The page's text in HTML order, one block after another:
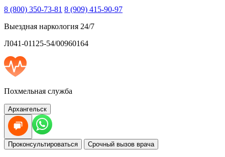
8 (800) 350-73-81 8 (909) 415-90-97
Выездная наркология 24/7
Л041-01125-54/00960164
Похмельная служба
Архангельск
Проконсультироваться Срочный вызов врача